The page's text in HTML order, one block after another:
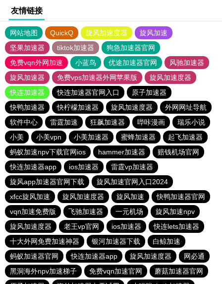
友情链接
网站地图 QuickQ 旋风加速度器
旋风加速
坚果加速器
tiktok加速器
狗急加速器官网
免费vqn外网加速
小蓝鸟 优途加速器官网
风驰加速器
旋风加速器
免费vps加速器外网苹果版
旋风加速度器
快连加速器
快连加速器官网入口
原子加速器
快鸭加速器
快柠檬加速器 旋风加速度器
外网网址导航
软件中心
雷霆加速 狂飙加速器 哔咔漫画
瑞乐小说
小美
小美vpn 小美加速器 蜜蜂加速器
起飞加速器
蚂蚁加速npv下载官网ios
hammer加速器
赔钱机场官网
快连加速器app
ios加速器
雷霆vp加速器
旋风app加速器官网下载
旋风加速官网入口2024
xfcc旋风加速
旋风加速度器 旋风加速
快鸭加速器官网
vqn加速免费版
飞驰加速器 一元机场
旋风加速npv
旋风加速度器
老王vp官网 ios加速器
快连lets加速器
十大外网免费加速神器
银河加速器下载
白鲸加速
蚂蚁加速器官网
快连加速器app 旋风加速度器
网必通
黑洞海外npv加速梯子
免费vqn加速官网
蘑菇加速器官网